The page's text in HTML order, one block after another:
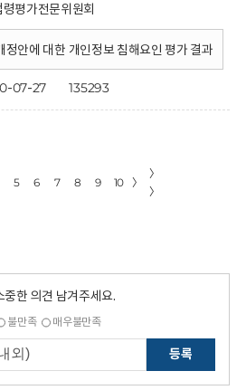
령평가전문위원회
정안에 대한 개인정보 침해요인 평가 결과
07-27 135293
5 6 7 8 9 10 〉
〉
〉
한 의견 남겨주세요.
불만족 매우불만족
등록